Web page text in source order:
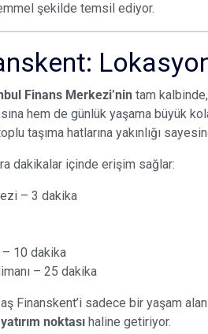
şekilde temsil ediyor.
Finans Merkezi’nin tam kalbinde,
hem de günlük yaşama büyük
taşıma hatlarına yakınlığı
dakikalar içinde erişim sağlar:
– 3 dakika
10 dakika
– 25 dakika
Finanskent’i sadece bir yaşam
noktası haline getiriyor.